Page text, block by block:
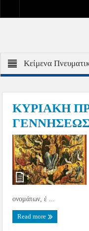
Κείμενα
ΚΥΡΙΑΚΗ
ονομάτων, έ ...
Read more